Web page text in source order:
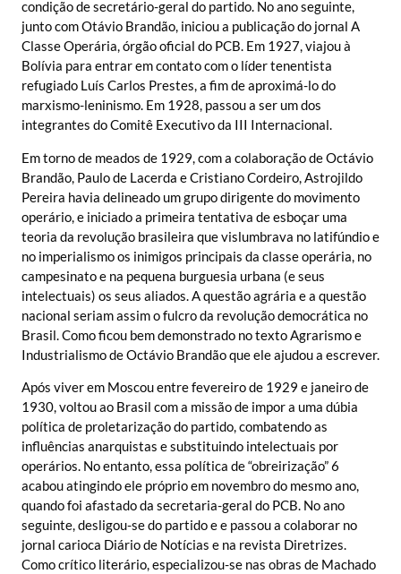
condição de secretário-geral do partido. No ano seguinte,
junto com Otávio Brandão, iniciou a publicação do jornal A
Classe Operária, órgão oficial do PCB. Em 1927, viajou à
Bolívia para entrar em contato com o líder tenentista
refugiado Luís Carlos Prestes, a fim de aproximá-lo do
marxismo-leninismo. Em 1928, passou a ser um dos
integrantes do Comitê Executivo da III Internacional.
Em torno de meados de 1929, com a colaboração de Octávio
Brandão, Paulo de Lacerda e Cristiano Cordeiro, Astrojildo
Pereira havia delineado um grupo dirigente do movimento
operário, e iniciado a primeira tentativa de esboçar uma
teoria da revolução brasileira que vislumbrava no latifúndio e
no imperialismo os inimigos principais da classe operária, no
campesinato e na pequena burguesia urbana (e seus
intelectuais) os seus aliados. A questão agrária e a questão
nacional seriam assim o fulcro da revolução democrática no
Brasil. Como ficou bem demonstrado no texto Agrarismo e
Industrialismo de Octávio Brandão que ele ajudou a escrever.
Após viver em Moscou entre fevereiro de 1929 e janeiro de
1930, voltou ao Brasil com a missão de impor a uma dúbia
política de proletarização do partido, combatendo as
influências anarquistas e substituindo intelectuais por
operários. No entanto, essa política de “obreirização” 6
acabou atingindo ele próprio em novembro do mesmo ano,
quando foi afastado da secretaria-geral do PCB. No ano
seguinte, desligou-se do partido e e passou a colaborar no
jornal carioca Diário de Notícias e na revista Diretrizes.
Como crítico literário, especializou-se nas obras de Machado